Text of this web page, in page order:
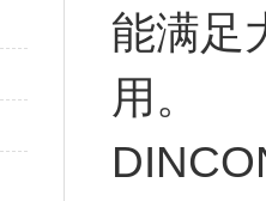
能满足
用。